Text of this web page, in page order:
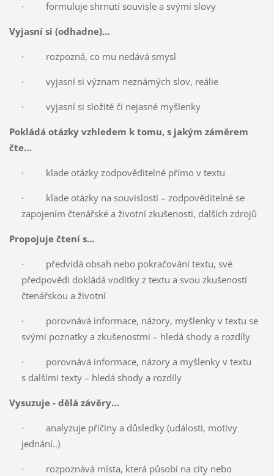
· formuluje shrnutí souvisle a svými slovy
Vyjasní si (odhadne)…
· rozpozná, co mu nedává smysl
· vyjasní si význam neznámých slov, reálie
· vyjasní si složité či nejasné myšlenky
Pokládá otázky vzhledem k tomu, s jakým záměrem
čte…
· klade otázky zodpověditelné přímo v textu
· klade otázky na souvislosti – zodpověditelné se
zapojením čtenářské a životní zkušenosti, dalších zdrojů
Propojuje čtení s…
· předvídá obsah nebo pokračování textu, své
předpovědi dokládá vodítky z textu a svou zkušeností
čtenářskou a životní
· porovnává informace, názory, myšlenky v textu se
svými poznatky a zkušenostmi – hledá shody a rozdíly
· porovnává informace, názory a myšlenky v textu
s dalšími texty – hledá shody a rozdíly
Vysuzuje - dělá závěry…
· analyzuje příčiny a důsledky (události, motivy
jednání..)
· rozpoznává místa, která působí na city nebo